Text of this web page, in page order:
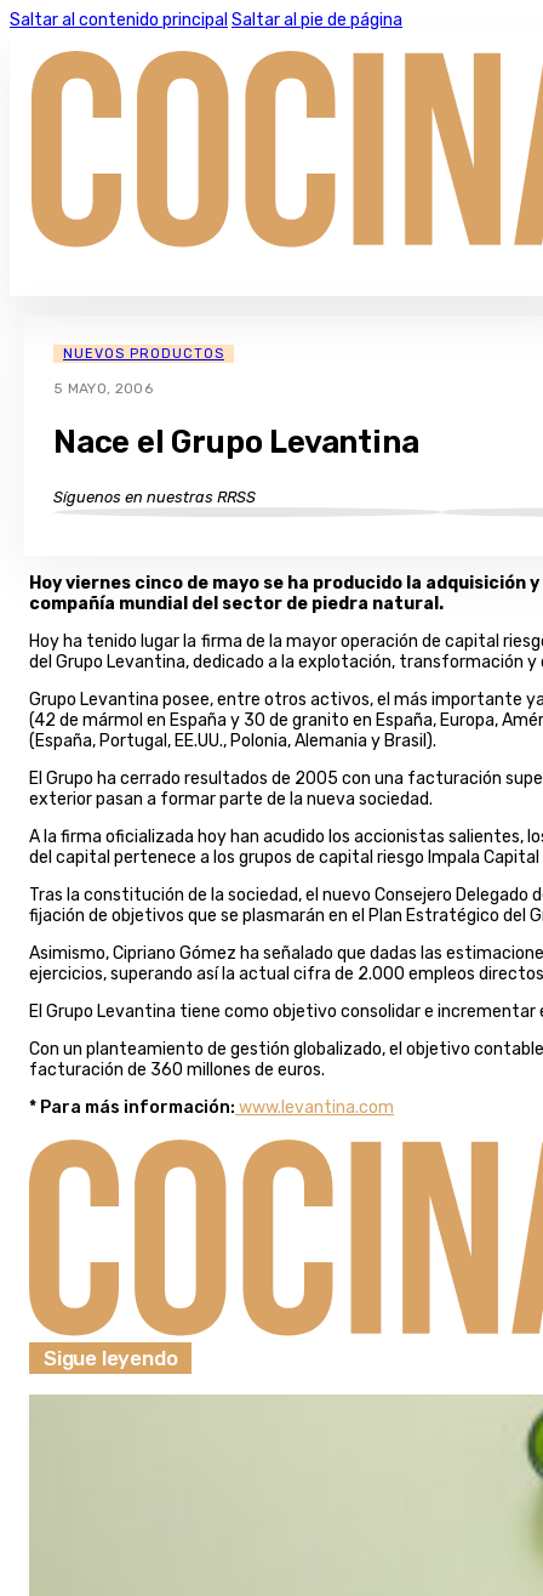
Saltar al contenido principal Saltar al pie de página
NUEVOS PRODUCTOS
5 MAYO, 2006
Nace el Grupo Levantina
Síguenos en nuestras RRSS
Hoy viernes cinco de mayo se ha producido la
compañía mundial del sector de piedra natural.
Hoy ha tenido lugar la firma de la mayor operación de capital
del Grupo Levantina, dedicado a la explotación, transformación
Grupo Levantina posee, entre otros activos, el más importante
(42 de mármol en España y 30 de granito en España, Europa,
(España, Portugal, EE.UU., Polonia, Alemania y Brasil).
El Grupo ha cerrado resultados de 2005 con una facturación
exterior pasan a formar parte de la nueva sociedad.
A la firma oficializada hoy han acudido los accionistas salientes,
del capital pertenece a los grupos de capital riesgo Impala
Tras la constitución de la sociedad, el nuevo Consejero
fijación de objetivos que se plasmarán en el Plan Estratégico del
Asimismo, Cipriano Gómez ha señalado que dadas las
ejercicios, superando así la actual cifra de 2.000 empleos
El Grupo Levantina tiene como objetivo consolidar e
Con un planteamiento de gestión globalizado, el objetivo
facturación de 360 millones de euros.
* Para más información: www.levantina.com
Sigue leyendo